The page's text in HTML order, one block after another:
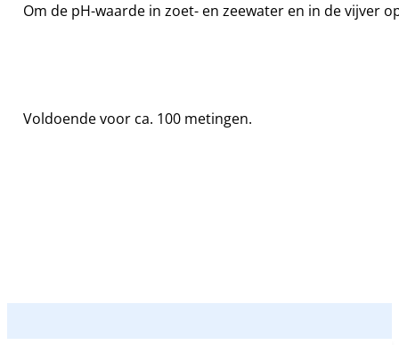
Om de pH-waarde in zoet- en zeewater en in de vijver
Voldoende voor ca. 100 metingen.